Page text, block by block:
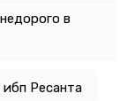
в
Ресанта